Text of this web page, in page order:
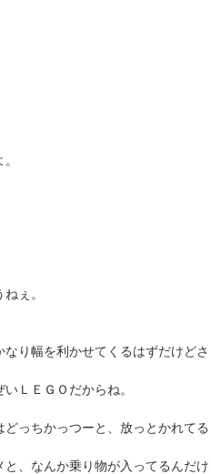
ぇ。
り幅を利かせてくるはずだけどさ
ＬＥＧＯだからね。
っちかっつーと、放っとかれて
、なんか乗り物が入ってるんだけ